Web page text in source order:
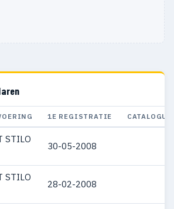
1E REGISTRATIE
STILO
30-05-2008
STILO
28-02-2008